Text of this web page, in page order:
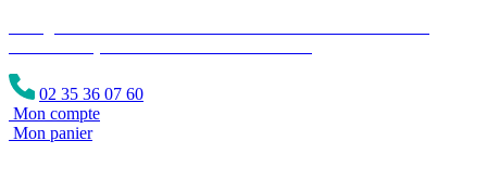
02 35 36 07 60
Mon compte
Mon panier